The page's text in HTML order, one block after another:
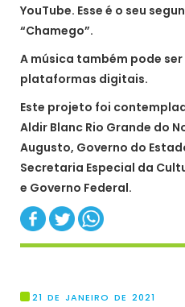
YouTube. Esse é o seu
“Chamego”.
A música também pode
plataformas digitais.
Este projeto foi
Aldir Blanc Rio Grande do
Augusto, Governo do
Secretaria Especial da
e Governo Federal.
21 DE JANEIRO DE 2021